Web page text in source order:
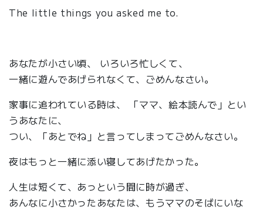
The little things you asked me to.
あなたが小さい頃、 いろいろ忙しくて、
一緒に遊んであげられなくて、ごめんなさい。
家事に追われている時は、 「ママ、絵本読んで」とい
うあなたに、
つい、「あとでね」と言ってしまってごめんなさい。
夜はもっと一緒に添い寝してあげたかった。
人生は短くて、あっという間に時が過ぎ、
あんなに小さかったあなたは、もうママのそばにいな